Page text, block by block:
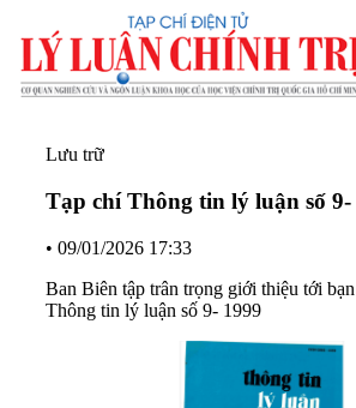
Lưu trữ
Tạp chí Thông tin lý luận số 9-
• 09/01/2026 17:33
Ban Biên tập trân trọng giới thiệu tới
Thông tin lý luận số 9- 1999